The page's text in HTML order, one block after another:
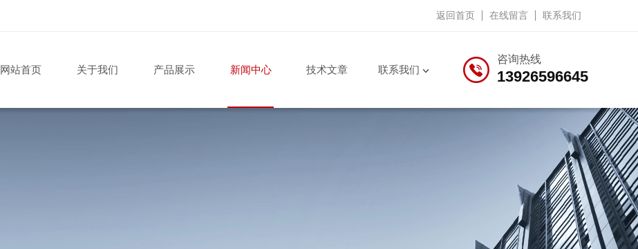
返回首页 在线留言 联系我们
咨询热线
13926596645
网站首页 关于我们 产品展示 新闻中心 技术文章 联系我们